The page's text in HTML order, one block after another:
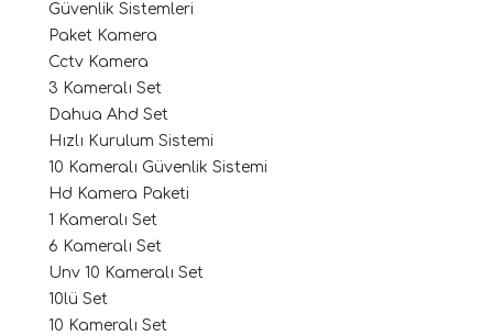
Güvenlik Sistemleri
Paket Kamera
Cctv Kamera
3 Kameralı Set
Dahua Ahd Set
Hızlı Kurulum Sistemi
10 Kameralı Güvenlik Sistemi
Hd Kamera Paketi
1 Kameralı Set
6 Kameralı Set
Unv 10 Kameralı Set
10lü Set
10 Kameralı Set